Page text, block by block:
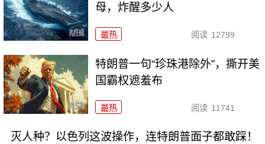
母，炸醒多少人
最热 阅读 12799
特朗普一句“珍珠港除外”，撕开美
国霸权遮羞布
最热 阅读 11741
灭人种？以色列这波操作，连特朗普面子都敢踩！